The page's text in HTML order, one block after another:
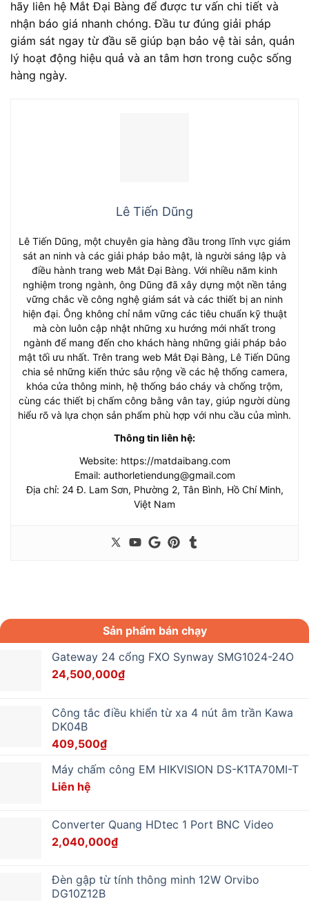
hãy liên hệ Mắt Đại Bàng để được tư vấn chi tiết và
nhận báo giá nhanh chóng. Đầu tư đúng giải pháp
giám sát ngay từ đầu sẽ giúp bạn bảo vệ tài sản, quản
lý hoạt động hiệu quả và an tâm hơn trong cuộc sống
hàng ngày.
Lê Tiến Dũng
Lê Tiến Dũng, một chuyên gia hàng đầu trong lĩnh vực giám
sát an ninh và các giải pháp bảo mật, là người sáng lập và
điều hành trang web Mắt Đại Bàng. Với nhiều năm kinh
nghiệm trong ngành, ông Dũng đã xây dựng một nền tảng
vững chắc về công nghệ giám sát và các thiết bị an ninh
hiện đại. Ông không chỉ nắm vững các tiêu chuẩn kỹ thuật
mà còn luôn cập nhật những xu hướng mới nhất trong
ngành để mang đến cho khách hàng những giải pháp bảo
mật tối ưu nhất. Trên trang web Mắt Đại Bàng, Lê Tiến Dũng
chia sẻ những kiến thức sâu rộng về các hệ thống camera,
khóa cửa thông minh, hệ thống báo cháy và chống trộm,
cùng các thiết bị chấm công bằng vân tay, giúp người dùng
hiểu rõ và lựa chọn sản phẩm phù hợp với nhu cầu của mình.
Thông tin liên hệ:
Website: https://matdaibang.com
Email: authorletiendung@gmail.com
Địa chỉ: 24 Đ. Lam Sơn, Phường 2, Tân Bình, Hồ Chí Minh,
Việt Nam
Sản phẩm bán chạy
Gateway 24 cổng FXO Synway SMG1024-24O
24,500,000₫
Công tắc điều khiển từ xa 4 nút âm trần Kawa
DK04B
409,500₫
Máy chấm công EM HIKVISION DS-K1TA70MI-T
Liên hệ
Converter Quang HDtec 1 Port BNC Video
2,040,000₫
Đèn gập từ tính thông minh 12W Orvibo
DG10Z12B